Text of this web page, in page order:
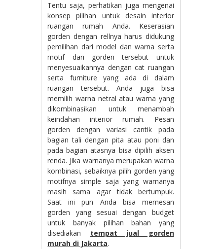
Tentu saja, perhatikan juga mengenai
konsep pilihan untuk desain interior
ruangan rumah Anda. Keserasian
gorden dengan rellnya harus didukung
pemilihan dari model dan warna serta
motif dari gorden tersebut untuk
menyesuaikannya dengan cat ruangan
serta furniture yang ada di dalam
ruangan tersebut. Anda juga bisa
memilih warna netral atau warna yang
dikombinasikan untuk menambah
keindahan interior rumah. Pesan
gorden dengan variasi cantik pada
bagian tali dengan pita atau poni dan
pada bagian atasnya bisa dipilih aksen
renda. Jika warnanya merupakan warna
kombinasi, sebaiknya pilih gorden yang
motifnya simple saja yang warnanya
masih sama agar tidak bertumpuk.
Saat ini pun Anda bisa memesan
gorden yang sesuai dengan budget
untuk banyak pilihan bahan yang
disediakan tempat jual gorden
murah di Jakarta.